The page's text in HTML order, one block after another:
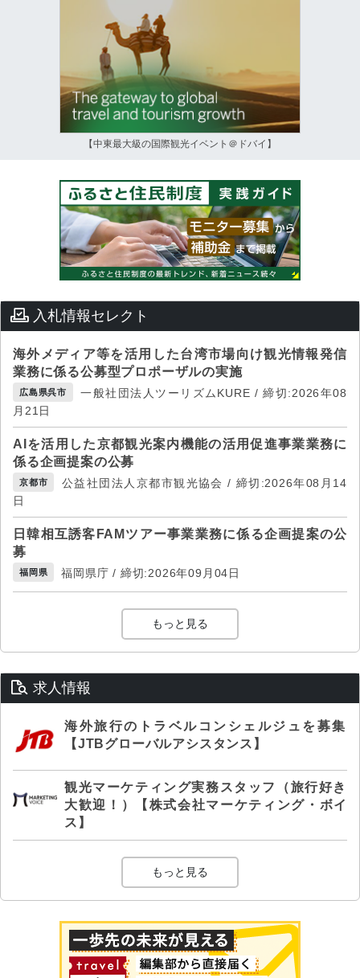
【中東最大級の国際観光イベント＠ドバイ】
入札情報セレクト
海外メディア等を活用した台湾市場向け観光情報発信
業務に係る公募型プロポーザルの実施
広島県呉市
一般社団法人ツーリズムKURE / 締切:2026年08
月21日
AIを活用した京都観光案内機能の活用促進事業業務に
係る企画提案の公募
京都市
公益社団法人京都市観光協会 / 締切:2026年08月14
日
日韓相互誘客FAMツアー事業業務に係る企画提案の公
募
福岡県 福岡県庁 / 締切:2026年09月04日
もっと見る
求人情報
海外旅行のトラベルコンシェルジュを募集
【JTBグローバルアシスタンス】
観光マーケティング実務スタッフ（旅行好き
大歓迎！）【株式会社マーケティング・ボイ
ス】
もっと見る